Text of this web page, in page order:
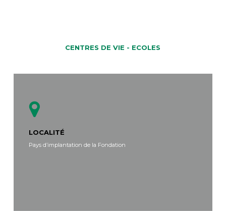
CENTRES DE VIE - ECOLES
LOCALITÉ
Pays d’implantation de la Fondation